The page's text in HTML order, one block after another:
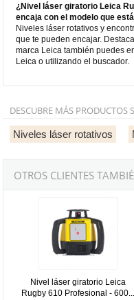
¿Nivel láser giratorio Leica
encaja con el modelo que
Niveles láser rotativos y
que te pueden encajar.
marca Leica también puedes
Leica o utilizando el buscador.
DESCUBRE MÁS PRODUCTOS
Niveles láser rotativos
OTROS CLIENTES
Nivel láser giratorio Leica
Rugby 610 Profesional - 600...